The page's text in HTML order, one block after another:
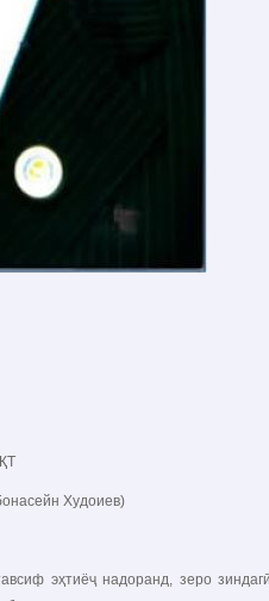
Худоиев)
эҳтиёҷ надоранд, зеро